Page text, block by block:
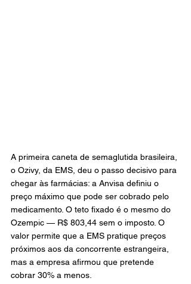
A primeira caneta de semaglutida brasileira,
o Ozivy, da EMS, deu o passo decisivo para
chegar às farmácias: a Anvisa definiu o
preço máximo que pode ser cobrado pelo
medicamento. O teto fixado é o mesmo do
Ozempic — R$ 803,44 sem o imposto. O
valor permite que a EMS pratique preços
próximos aos da concorrente estrangeira,
mas a empresa afirmou que pretende
cobrar 30% a menos.